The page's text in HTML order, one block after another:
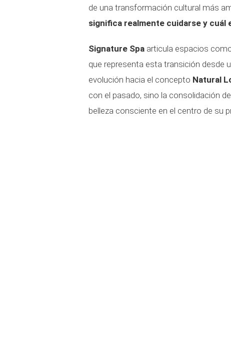
de una transformación cultural más
significa realmente cuidarse y cuál
Signature Spa articula espacios
que representa esta transición desde
evolución hacia el concepto Natural
con el pasado, sino la consolidación
belleza consciente en el centro de su